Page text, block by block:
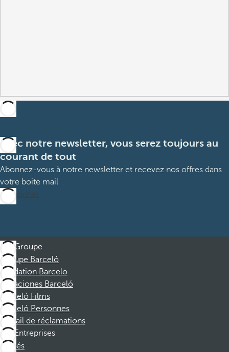
Avec notre newsletter, vous serez toujours au
courant de tout
Abonnez-vous à notre newsletter et recevez nos offres dans
votre boite mail
M’abonner
Groupe
Groupe Barceló
Fondation Barcelo
Vacaciones Barceló
Barceló Films
Barceló Personnes
Portail de réclamations
Entreprises
Affiliés